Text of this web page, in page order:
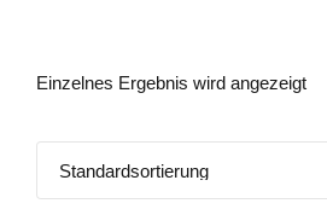
Einzelnes Ergebnis wird angezeigt